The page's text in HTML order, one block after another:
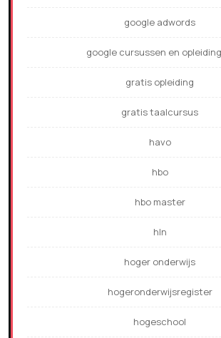
google adwords
google cursussen en
gratis opleiding
gratis taalcursus
havo
hbo
hbo master
hln
hoger onderwijs
hogeronderwijsregister
hogeschool